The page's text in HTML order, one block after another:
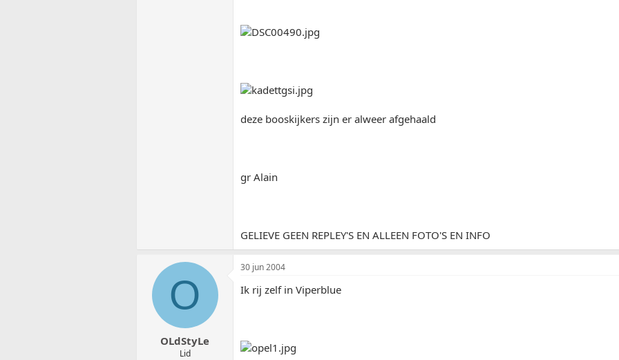
deze booskijkers zijn er alweer afgehaald
gr Alain
GELIEVE GEEN REPLEY'S EN ALLEEN FOTO'S EN INFO
O
OLdStyLe
Lid
30 jun 2004
Ik rij zelf in Viperblue